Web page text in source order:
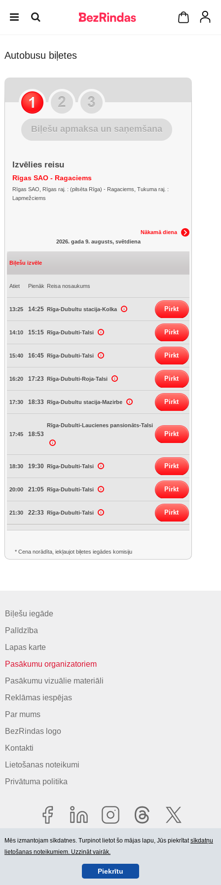
Autobusu biļetes
Biļešu apmaksa un saņemšana
Izvēlies reisu
Rīgas SAO - Ragaciems
Rīgas SAO, Rīgas raj. : (pilsēta Rīga) - Ragaciems, Tukuma raj. :
Lapmežciems
Nākamā diena
2026. gada 9. augusts, svētdiena
Biļešu izvēle
Atiet Pienāk Reisa nosaukums
13:25 14:25 Rīga-Dubultu stacija-Kolka Pirkt
14:10 15:15 Rīga-Dubulti-Talsi Pirkt
15:40 16:45 Rīga-Dubulti-Talsi Pirkt
16:20 17:23 Rīga-Dubulti-Roja-Talsi Pirkt
17:30 18:33 Rīga-Dubultu stacija-Mazirbe Pirkt
17:45 18:53
Rīga-Dubulti-Laucienes pansionāts-Talsi
Pirkt
18:30 19:30 Rīga-Dubulti-Talsi Pirkt
20:00 21:05 Rīga-Dubulti-Talsi Pirkt
21:30 22:33 Rīga-Dubulti-Talsi Pirkt
* Cena norādīta, iekļaujot biļetes iegādes komisiju
Biļešu iegāde
Palīdzība
Lapas karte
Pasākumu organizatoriem
Pasākumu vizuālie materiāli
Reklāmas iespējas
Par mums
BezRindas logo
Kontakti
Lietošanas noteikumi
Privātuma politika
© 2006-2026 SIA "BEZRINDAS.LV".
Mēs izmantojam sīkdatnes. Turpinot lietot šo mājas lapu, Jūs piekrītatsīkdatņu
lietošanas noteikumiem. Uzzināt vairāk.
Piekrītu